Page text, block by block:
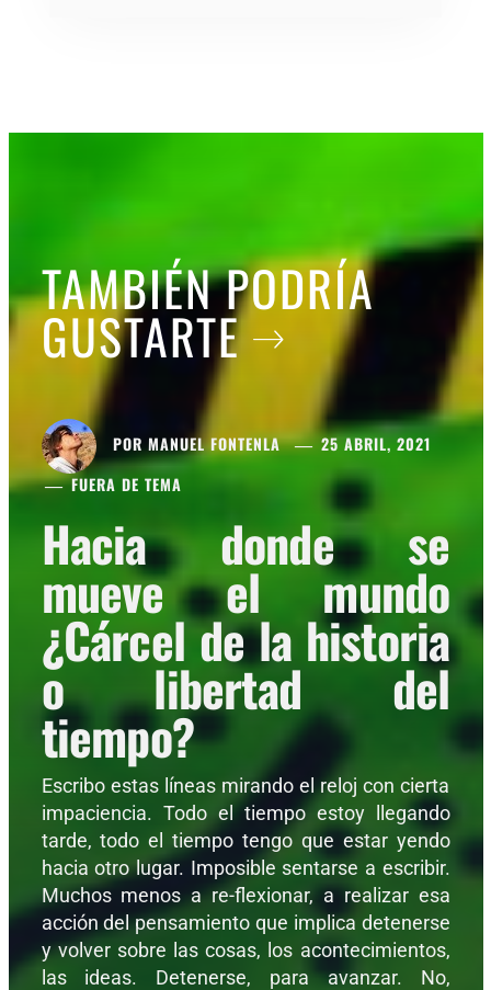
TAMBIÉN PODRÍA
GUSTARTE
POR MANUEL FONTENLA
25 ABRIL, 2021
FUERA DE TEMA
Hacia donde se
mueve el mundo
¿Cárcel de la historia
o libertad del
tiempo?
Escribo estas líneas mirando el reloj con cierta
impaciencia. Todo el tiempo estoy llegando
tarde, todo el tiempo tengo que estar yendo
hacia otro lugar. Imposible sentarse a escribir.
Muchos menos a re-flexionar, a realizar esa
acción del pensamiento que implica detenerse
y volver sobre las cosas, los acontecimientos,
las ideas. Detenerse, para avanzar. No,